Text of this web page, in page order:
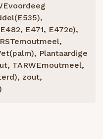
E471, E472e),
Plantaardige
TARWEmoutmeel,
zout,